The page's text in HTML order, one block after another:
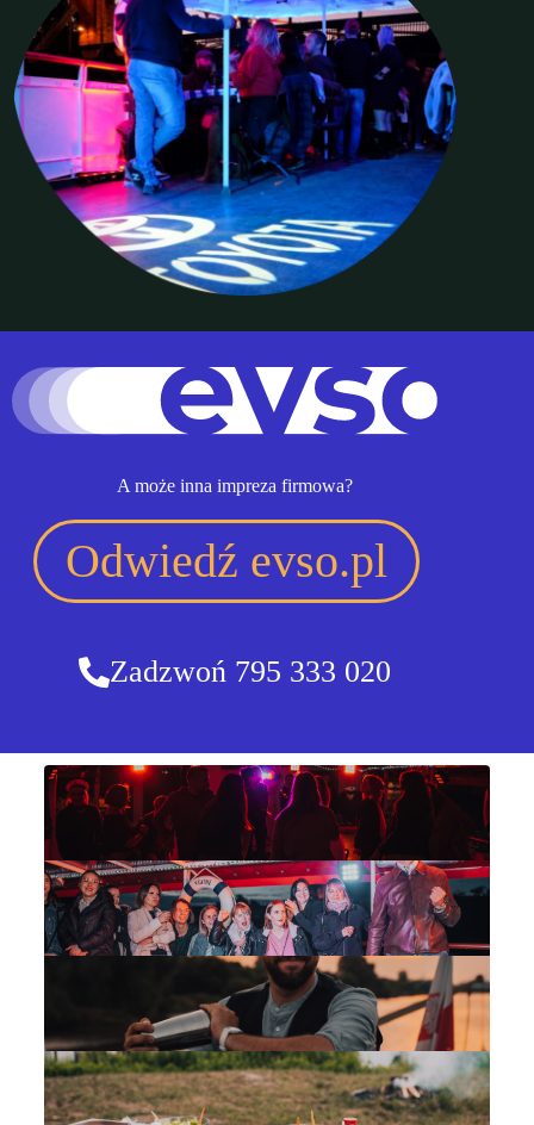
A może inna impreza firmowa?
Odwiedź evso.pl
Zadzwoń 795 333 020